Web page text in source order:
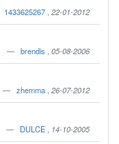
1433625267 22-01-2012
brendis 05-08-2006
zhemma 26-07-2012
DULCE 14-10-2005